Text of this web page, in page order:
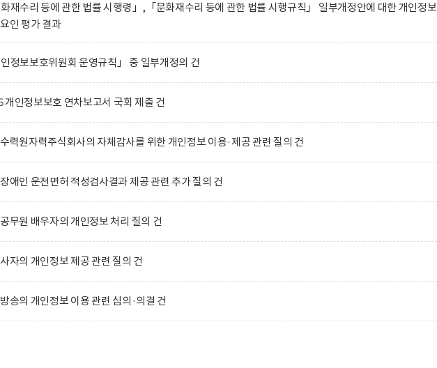
화재수리 등에 관한 법률 시행령」,「문화재수리 등에 관한 법률 시행규칙」 일부개정안에 대한 개인정보
인 평가 결과
인정보보호위원회 운영규칙」 중 일부개정의 건
개인정보보호 연차보고서 국회 제출 건
력원자력주식회사의 자체감사를 위한 개인정보 이용·제공 관련 질의 건
애인 운전면허 적성검사결과 제공 관련 추가 질의 건
무원 배우자의 개인정보 처리 질의 건
자의 개인정보 제공 관련 질의 건
송의 개인정보 이용 관련 심의·의결 건